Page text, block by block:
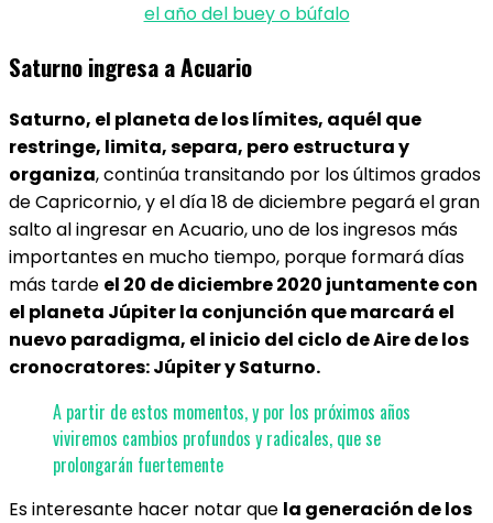
el año del buey o búfalo
Saturno ingresa a Acuario
Saturno, el planeta de los límites, aquél que
restringe, limita, separa, pero estructura y
organiza, continúa transitando por los últimos grados
de Capricornio, y el día 18 de diciembre pegará el gran
salto al ingresar en Acuario, uno de los ingresos más
importantes en mucho tiempo, porque formará días
más tarde el 20 de diciembre 2020 juntamente con
el planeta Júpiter la conjunción que marcará el
nuevo paradigma, el inicio del ciclo de Aire de los
cronocratores: Júpiter y Saturno.
A partir de estos momentos, y por los próximos años
viviremos cambios profundos y radicales, que se
prolongarán fuertemente
Es interesante hacer notar que la generación de los